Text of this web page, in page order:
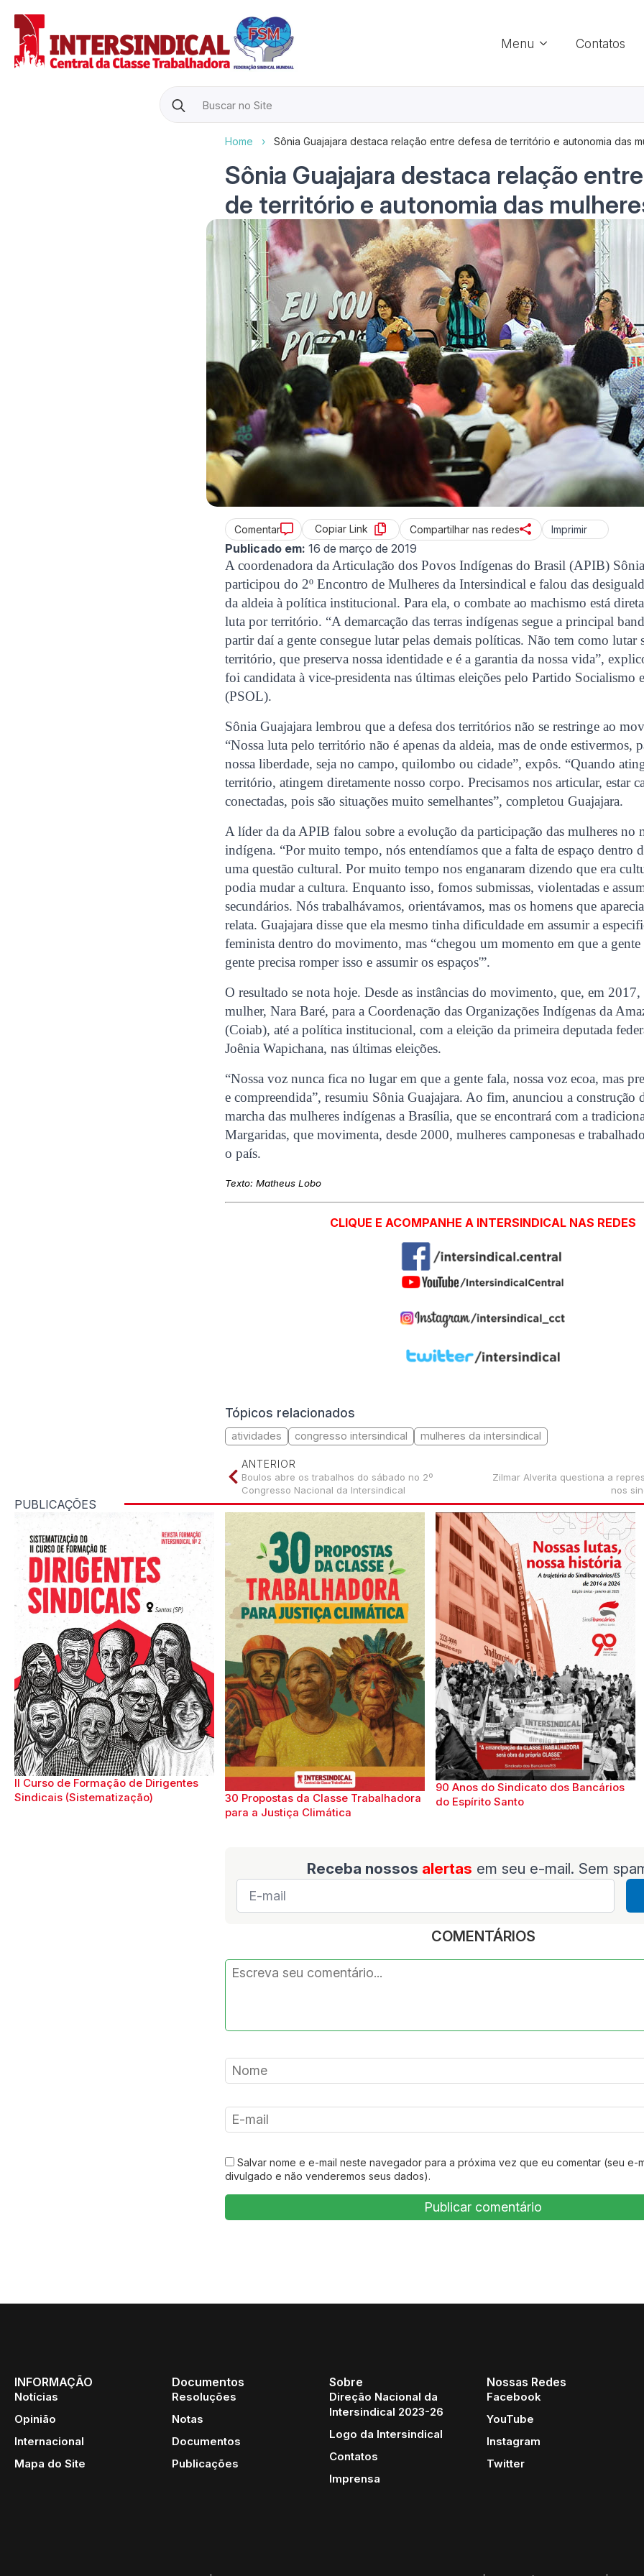
Menu Contatos
Search
for:
Home › Sônia Guajajara destaca relação entre defesa de território e autonomia das
Sônia Guajajara destaca relação
de território e autonomia das
Comentar Copiar Link Compartilhar nas redes Imprimir
Publicado em: 16 de março de 2019
A coordenadora da Articulação dos Povos Indígenas do Brasil (APIB)
participou do 2º Encontro de Mulheres da Intersindical e falou das
da aldeia à política institucional. Para ela, o combate ao machismo está
luta por território. “A demarcação das terras indígenas segue a principal
partir daí a gente consegue lutar pelas demais políticas. Não tem como lutar
território, que preserva nossa identidade e é a garantia da nossa vida”,
foi candidata à vice-presidenta nas últimas eleições pelo Partido Socialismo
(PSOL).
Sônia Guajajara lembrou que a defesa dos territórios não se restringe ao
“Nossa luta pelo território não é apenas da aldeia, mas de onde estivermos,
nossa liberdade, seja no campo, quilombo ou cidade”, expôs. “Quando
território, atingem diretamente nosso corpo. Precisamos nos articular, estar
conectadas, pois são situações muito semelhantes”, completou Guajajara.
A líder da da APIB falou sobre a evolução da participação das mulheres no
indígena. “Por muito tempo, nós entendíamos que a falta de espaço dentro
uma questão cultural. Por muito tempo nos enganaram dizendo que era
podia mudar a cultura. Enquanto isso, fomos submissas, violentadas e
secundários. Nós trabalhávamos, orientávamos, mas os homens que
relata. Guajajara disse que ela mesmo tinha dificuldade em assumir a
feminista dentro do movimento, mas “chegou um momento em que a gente
gente precisa romper isso e assumir os espaços'”.
O resultado se nota hoje. Desde as instâncias do movimento, que, em 2017,
mulher, Nara Baré, para a Coordenação das Organizações Indígenas da
(Coiab), até a política institucional, com a eleição da primeira deputada
Joênia Wapichana, nas últimas eleições.
“Nossa voz nunca fica no lugar em que a gente fala, nossa voz ecoa, mas
e compreendida”, resumiu Sônia Guajajara. Ao fim, anunciou a construção
marcha das mulheres indígenas a Brasília, que se encontrará com a
Margaridas, que movimenta, desde 2000, mulheres camponesas e
o país.
Texto: Matheus Lobo
CLIQUE E ACOMPANHE A INTERSINDICAL NAS REDES
Tópicos relacionados
atividades congresso intersindical mulheres da intersindical
Zilmar Alverita questiona a
nos
ANTERIOR
Boulos abre os trabalhos do sábado no 2º
Congresso Nacional da Intersindical
PUBLICAÇÕES
II Curso de Formação de Dirigentes
Sindicais (Sistematização)
30 Propostas da Classe Trabalhadora
para a Justiça Climática
90 Anos do Sindicato dos Bancários
do Espírito Santo
Receba nossos alertas em seu e-mail. Sem
E-
mail
COMENTÁRIOS
Salvar nome e e-mail neste navegador para a próxima vez que eu comentar (seu e-
divulgado e não venderemos seus dados).
INFORMAÇÃO
Notícias
Opinião
Internacional
Mapa do Site
Documentos
Resoluções
Notas
Documentos
Publicações
Sobre
Direção Nacional da
Intersindical 2023-26
Logo da Intersindical
Contatos
Imprensa
Nossas Redes
Facebook
YouTube
Instagram
Twitter